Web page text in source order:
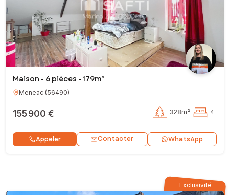
Maison - 6 pièces - 179m²
Meneac(56490)
155 900 € 328m² 4
Appeler Contacter WhatsApp
Exclusivité